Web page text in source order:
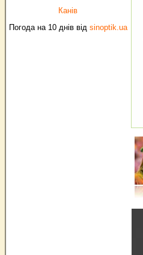
Канів
Погода на 10 днів від sinoptik.ua